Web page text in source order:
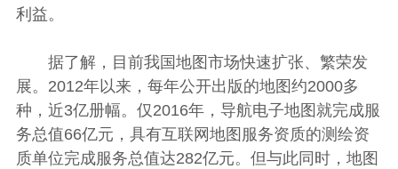
利益。
据了解，目前我国地图市场快速扩张、繁荣发
展。2012年以来，每年公开出版的地图约2000多
种，近3亿册幅。仅2016年，导航电子地图就完成服
务总值66亿元，具有互联网地图服务资质的测绘资
质单位完成服务总值达282亿元。但与此同时，地图